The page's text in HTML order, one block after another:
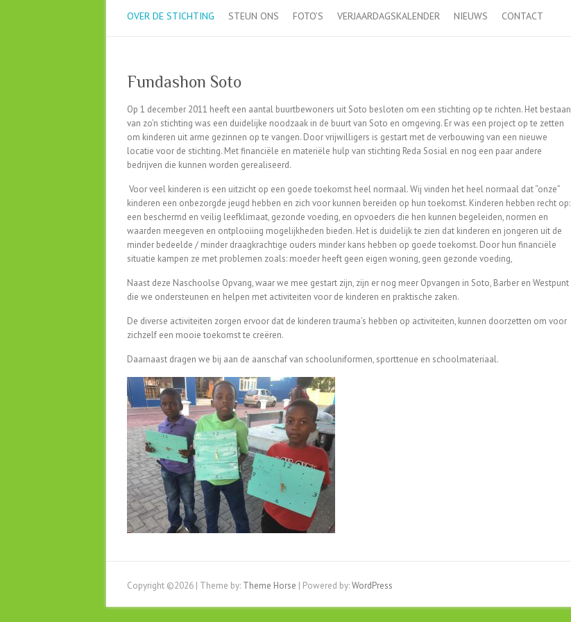
OVER DE STICHTING STEUN ONS FOTO’S VERJAARDAGSKALENDER NIEUWS CONTACT
Fundashon Soto
Op 1 december 2011 heeft een aantal buurtbewoners uit Soto besloten om een ​​stichting op te richten. Het bestaan
​​van zo’n stichting was een duidelijke noodzaak in de buurt van Soto en omgeving. Er was een project op te zetten
om kinderen uit arme gezinnen op te vangen. Door vrijwilligers is gestart met de verbouwing van een nieuwe
locatie voor de stichting. Met financiële en materiële hulp van stichting Reda Sosial en nog een paar andere
bedrijven die kunnen worden gerealiseerd.
Voor veel kinderen is een uitzicht op een goede toekomst heel normaal.Wij vinden het heel normaal dat “onze”
kinderen een onbezorgde jeugd hebben en zich voor kunnen bereiden op hun toekomst. Kinderen hebben recht op:
een beschermd en veilig leefklimaat, gezonde voeding, en opvoeders die hen kunnen begeleiden, normen en
waarden meegeven en ontplooiing mogelijkheden bieden. Het is duidelijk te zien dat kinderen en jongeren uit de
minder bedeelde / minder draagkrachtige ouders minder kans hebben op goede toekomst. Door hun financiële
situatie kampen ze met problemen zoals: moeder heeft geen eigen woning, geen gezonde voeding,
Naast deze Naschoolse Opvang, waar we mee gestart zijn, zijn er nog meer Opvangen in Soto, Barber en Westpunt
die we ondersteunen en helpen met activiteiten voor de kinderen en praktische zaken.
De diverse activiteiten zorgen ervoor dat de kinderen trauma’s hebben op activiteiten, kunnen doorzetten om voor
zichzelf een mooie toekomst te creëren.
Daarnaast dragen we bij aan de aanschaf van schooluniformen, sporttenue en schoolmateriaal.
Copyright ©2026 | Theme by: Theme Horse | Powered by:WordPress